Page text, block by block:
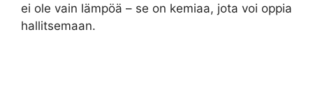
ei ole vain lämpöä – se on kemiaa, jota voi oppia
hallitsemaan.